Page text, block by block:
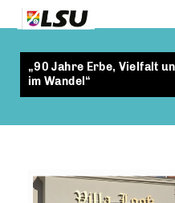
90 Jahre Erbe, Vielfalt
im Wandel“